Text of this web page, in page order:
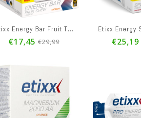
Etixx Magnesium 2000 Aa 30 Bruis. T
€32,99
Etixx Energy Bar Fruit Tropical 12x38g
€17,45 €29,99 €25,19